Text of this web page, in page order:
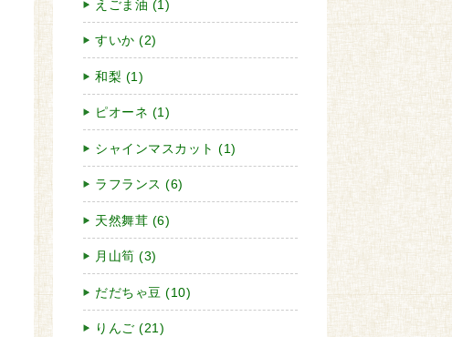
えごま油 (1)
すいか (2)
和梨 (1)
ピオーネ (1)
シャインマスカット (1)
ラフランス (6)
天然舞茸 (6)
月山筍 (3)
だだちゃ豆 (10)
りんご (21)